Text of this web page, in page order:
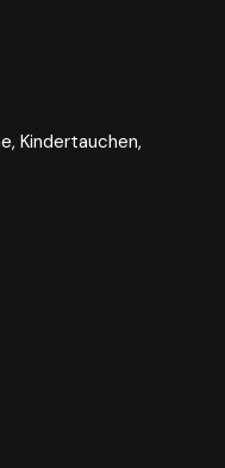
Kindertauchen,